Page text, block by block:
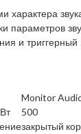
характера
параметров
и триггерный
Monitor
500
закрытый